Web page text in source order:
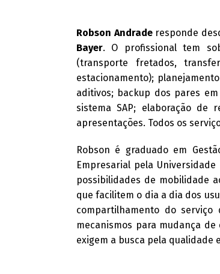
Robson Andraderesponde
Bayer. O profissional tem
(transporte fretados,
estacionamento);
aditivos; backup dos pares
sistema SAP; elaboração de
apresentações. Todos os
Robson é graduado em
Empresarial pela
possibilidades de mobilidade
que facilitem o dia a dia dos
compartilhamento do
mecanismos para mudança
exigem a busca pela